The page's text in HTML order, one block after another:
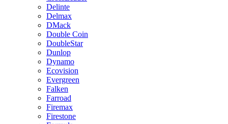
Delinte
Delmax
DMack
Double Coin
DoubleStar
Dunlop
Dynamo
Ecovision
Evergreen
Falken
Farroad
Firemax
Firestone